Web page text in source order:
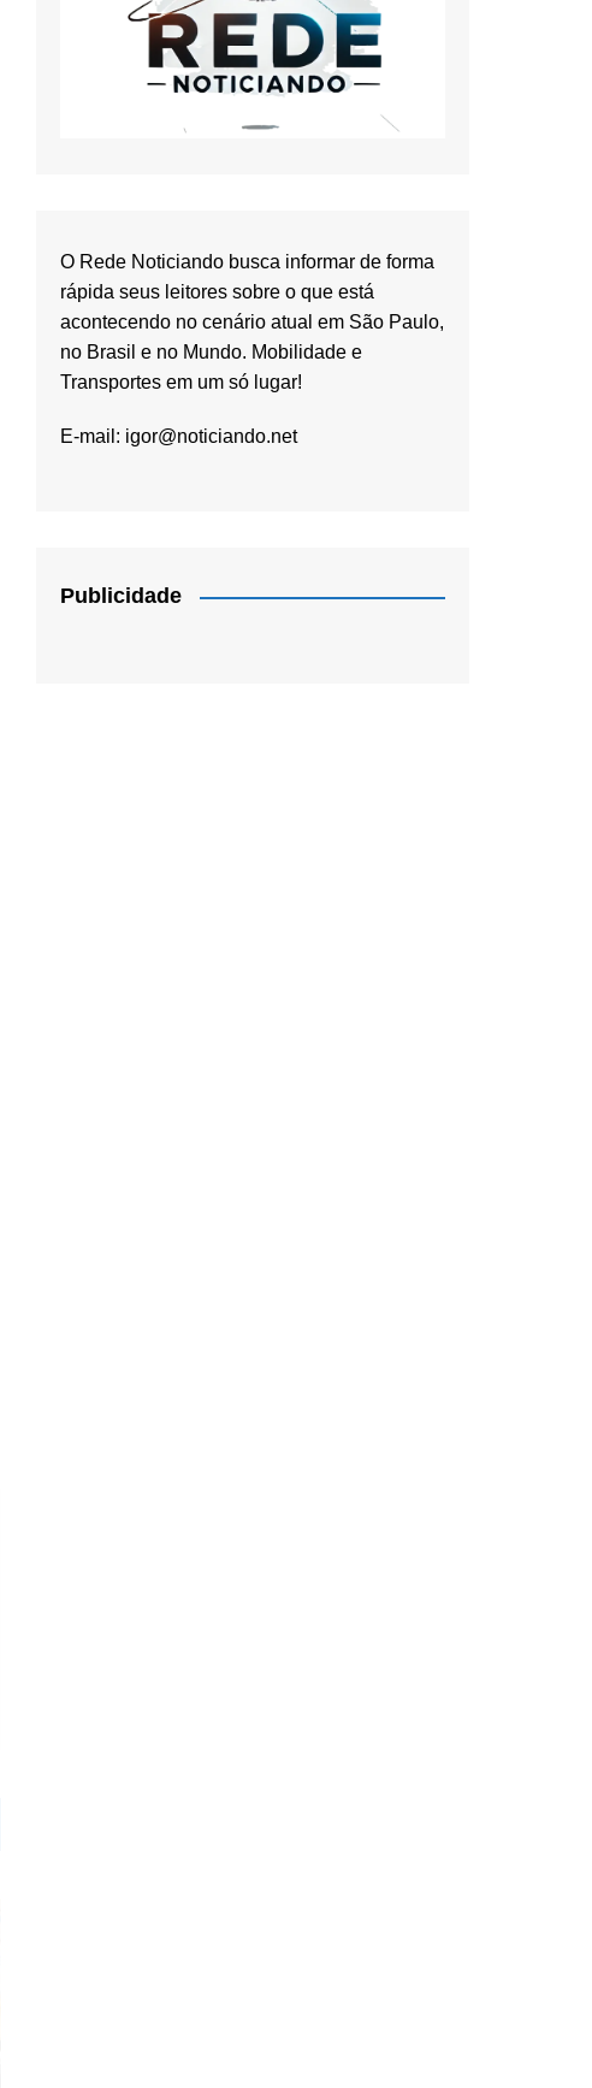
O Rede Noticiando busca informar de forma
rápida seus leitores sobre o que está
acontecendo no cenário atual em São Paulo,
no Brasil e no Mundo. Mobilidade e
Transportes em um só lugar!
E-mail: igor@noticiando.net
Publicidade